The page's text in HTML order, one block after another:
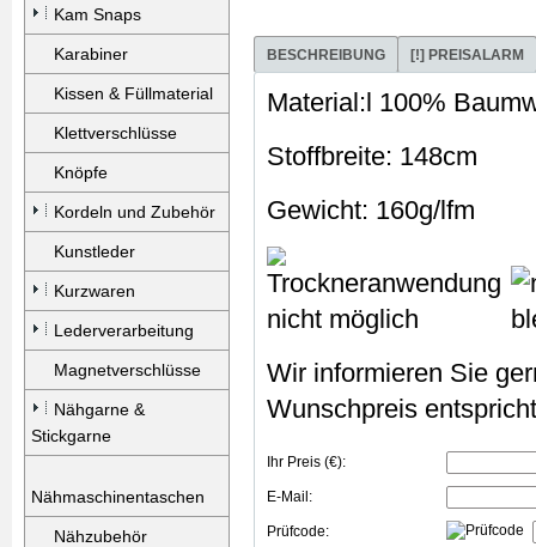
Kam Snaps
Karabiner
Kissen & Füllmaterial
Klettverschlüsse
Knöpfe
Kordeln und Zubehör
Kunstleder
Kurzwaren
Lederverarbeitung
Magnetverschlüsse
Nähgarne &
Stickgarne
Nähmaschinentaschen
Nähzubehör
BESCHREIBUNG [!] PREISALARM
Material:l 100%
Stoffbreite: 148cm
Gewicht: 160g/lfm
Wir informieren Sie
Wunschpreis
Ihr Preis (€):
E-Mail:
Prüfcode: